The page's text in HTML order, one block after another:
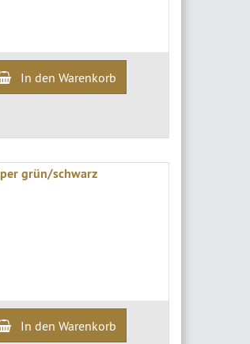
In den Warenkorb
grün/schwarz
In den Warenkorb